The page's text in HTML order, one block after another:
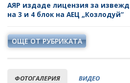
АЯР издаде лицензия за
на 3 и 4 блок на АЕЦ „Козлодуй“
ОЩЕ ОТ РУБРИКАТА
ФОТОГАЛЕРИЯ ВИДЕО